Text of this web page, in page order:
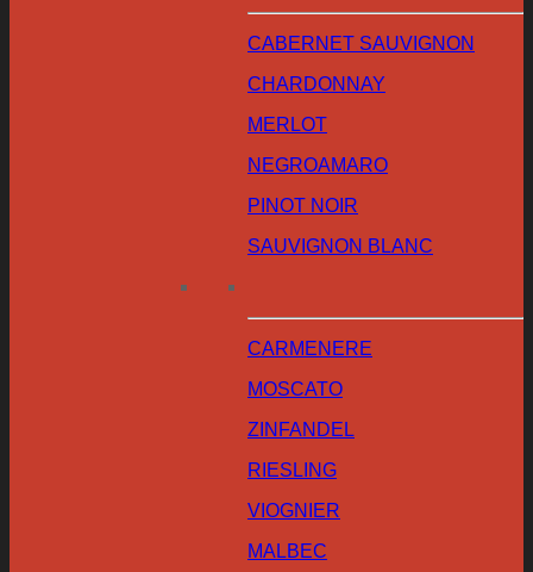
CABERNET SAUVIGNON
CHARDONNAY
MERLOT
NEGROAMARO
PINOT NOIR
SAUVIGNON BLANC
CARMENERE
MOSCATO
ZINFANDEL
RIESLING
VIOGNIER
MALBEC